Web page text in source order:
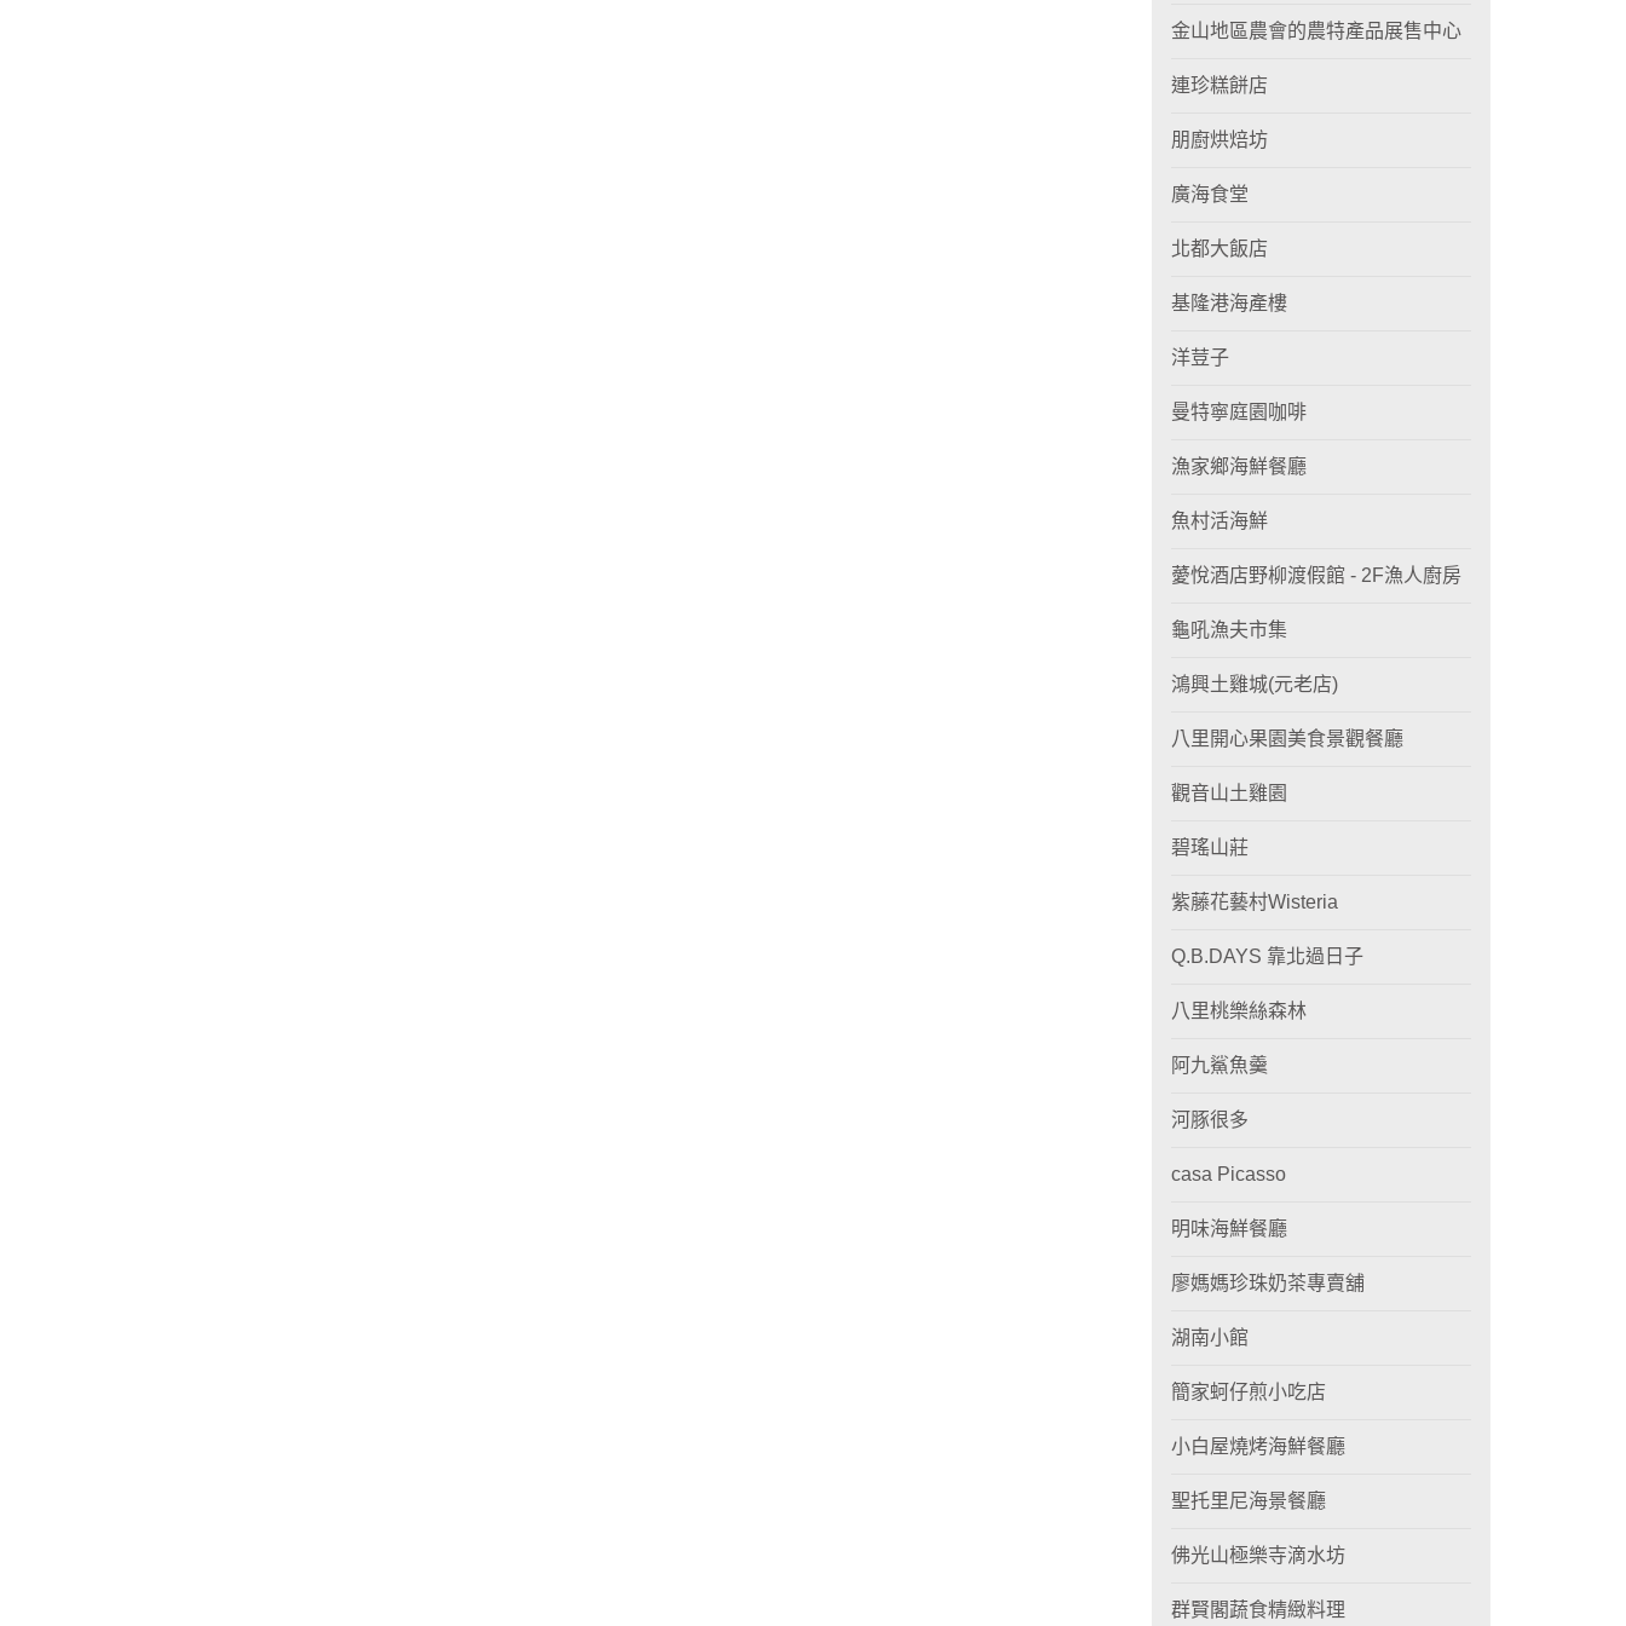
金山地區農會的農特產品展售中心
連珍糕餅店
朋廚烘焙坊
廣海食堂
北都大飯店
基隆港海產樓
洋荳子
曼特寧庭園咖啡
漁家鄉海鮮餐廳
魚村活海鮮
薆悅酒店野柳渡假館 - 2F漁人廚房
龜吼漁夫市集
鴻興土雞城(元老店)
八里開心果園美食景觀餐廳
觀音山土雞園
碧瑤山莊
紫藤花藝村Wisteria
Q.B.DAYS 靠北過日子
八里桃樂絲森林
阿九鯊魚羹
河豚很多
casa Picasso
明味海鮮餐廳
廖媽媽珍珠奶茶專賣舖
湖南小館
簡家蚵仔煎小吃店
小白屋燒烤海鮮餐廳
聖托里尼海景餐廳
佛光山極樂寺滴水坊
群賢閣蔬食精緻料理